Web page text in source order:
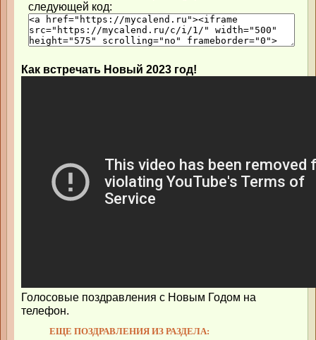
следующей код:
Как встречать Новый 2023 год!
Голосовые поздравления с Новым Годом на
телефон.
ЕЩЕ ПОЗДРАВЛЕНИЯ ИЗ РАЗДЕЛА: